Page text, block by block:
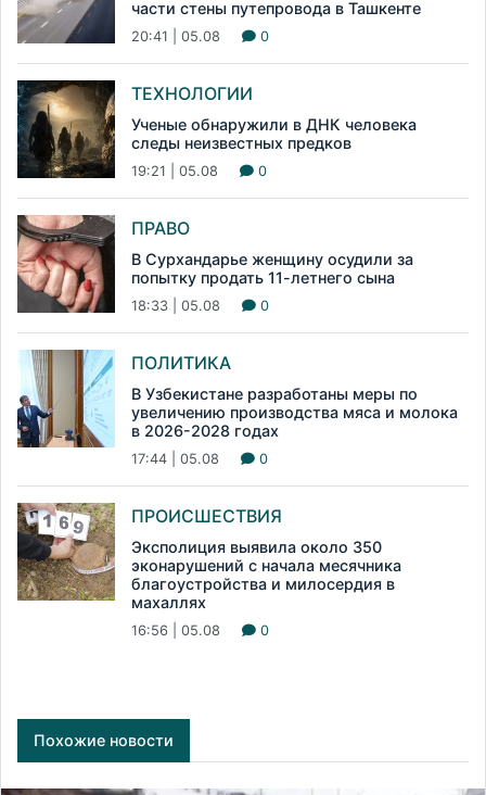
части стены путепровода в Ташкенте
20:41 | 05.08 0
ТЕХНОЛОГИИ
Ученые обнаружили в ДНК человека
следы неизвестных предков
19:21 | 05.08 0
ПРАВО
В Сурхандарье женщину осудили за
попытку продать 11-летнего сына
18:33 | 05.08 0
ПОЛИТИКА
В Узбекистане разработаны меры по
увеличению производства мяса и молока
в 2026-2028 годах
17:44 | 05.08 0
ПРОИСШЕСТВИЯ
Эксполиция выявила около 350
эконарушений с начала месячника
благоустройства и милосердия в
махаллях
16:56 | 05.08 0
Похожие новости